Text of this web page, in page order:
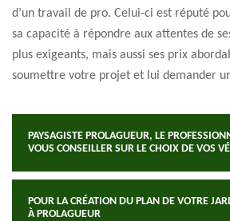
d’un travail de pro. Celui-ci est réputé
sa capacité à répondre aux attentes de
plus exigeants, mais aussi ses prix
soumettre votre projet et lui demander
PAYSAGISTE PROLAGUEUR, LE
VOUS CONSEILLER SUR LE CHOIX DE VOS
POUR LA CRÉATION DU PLAN DE VOTRE
À PROLAGUEUR